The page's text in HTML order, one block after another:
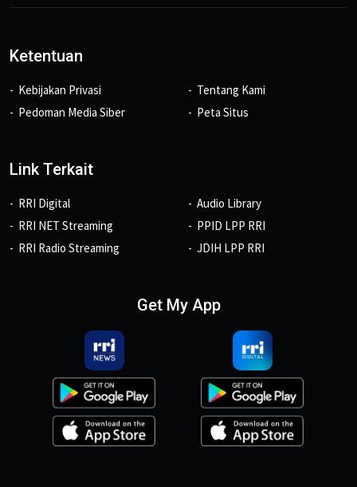
Ketentuan
Kebijakan Privasi
Pedoman Media Siber
Tentang Kami
Peta Situs
Link Terkait
RRI Digital
RRI NET Streaming
RRI Radio Streaming
Audio Library
PPID LPP RRI
JDIH LPP RRI
Get My App